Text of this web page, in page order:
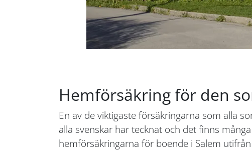
Hemförsäkring för den
En av de viktigaste försäkringarna som alla
alla svenskar har tecknat och det finns
hemförsäkringarna för boende i Salem